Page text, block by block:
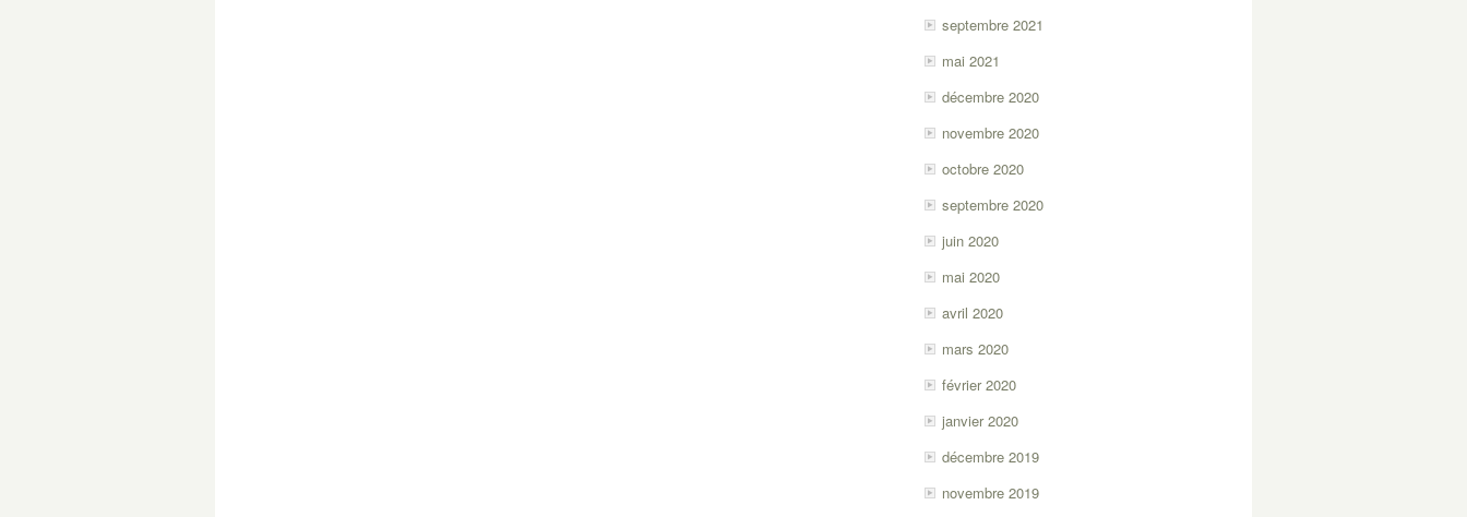
septembre 2021
mai 2021
décembre 2020
novembre 2020
octobre 2020
septembre 2020
juin 2020
mai 2020
avril 2020
mars 2020
février 2020
janvier 2020
décembre 2019
novembre 2019